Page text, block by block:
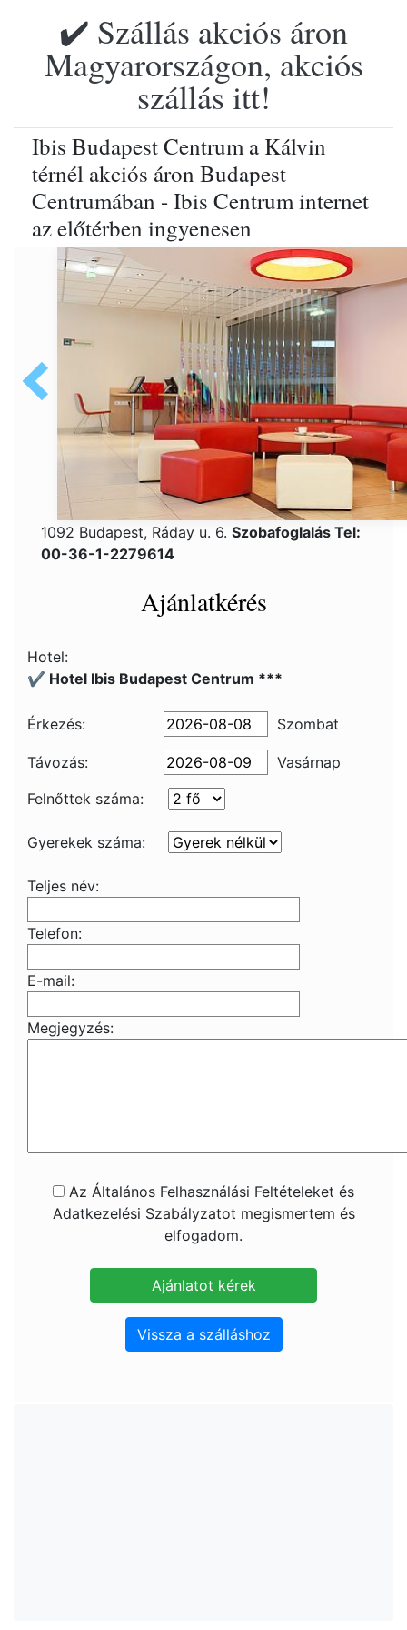
✔️ Szállás akciós áron
Magyarországon, akciós
szállás itt!
Ibis Budapest Centrum a Kálvin
térnél akciós áron Budapest
Centrumában - Ibis Centrum internet
az előtérben ingyenesen
1092 Budapest, Ráday u. 6. Szobafoglalás Tel:
00-36-1-2279614
Ajánlatkérés
Hotel:
✔️ Hotel Ibis Budapest Centrum ***
Érkezés: Szombat
Távozás:
Vasárnap
Felnőttek száma:
Gyerekek száma:
Teljes név:
Telefon:
E-mail:
Megjegyzés:
Az Általános Felhasználási Feltételeket és
Adatkezelési Szabályzatot megismertem és
elfogadom.
Vissza a szálláshoz